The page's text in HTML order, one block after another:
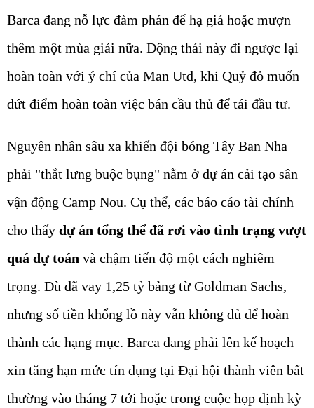
Barca đang nỗ lực đàm phán để hạ giá hoặc mượn
thêm một mùa giải nữa. Động thái này đi ngược lại
hoàn toàn với ý chí của Man Utd, khi Quỷ đỏ muốn
dứt điểm hoàn toàn việc bán cầu thủ để tái đầu tư.
Nguyên nhân sâu xa khiến đội bóng Tây Ban Nha
phải "thắt lưng buộc bụng" nằm ở dự án cải tạo sân
vận động Camp Nou. Cụ thể, các báo cáo tài chính
cho thấy dự án tổng thể đã rơi vào tình trạng vượt
quá dự toán và chậm tiến độ một cách nghiêm
trọng. Dù đã vay 1,25 tỷ bảng từ Goldman Sachs,
nhưng số tiền khổng lồ này vẫn không đủ để hoàn
thành các hạng mục. Barca đang phải lên kế hoạch
xin tăng hạn mức tín dụng tại Đại hội thành viên bất
thường vào tháng 7 tới hoặc trong cuộc họp định kỳ